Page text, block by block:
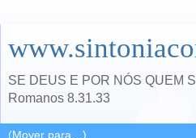
SE DEUS E POR NÓS QUEM
Romanos 8.31.33